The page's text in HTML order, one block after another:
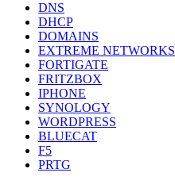
DNS
DHCP
DOMAINS
EXTREME NETWORKS
FORTIGATE
FRITZBOX
IPHONE
SYNOLOGY
WORDPRESS
BLUECAT
F5
PRTG